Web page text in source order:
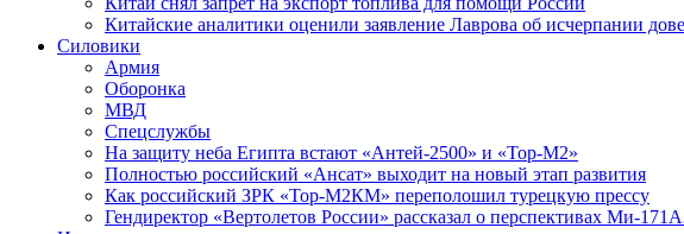
Китайские аналитики оценили заявление Лаврова об исчерпании
Силовики
Армия
Оборонка
МВД
Спецслужбы
На защиту неба Египта встают «Антей-2500» и «Тор-М2»
Полностью российский «Ансат» выходит на новый этап развития
Как российский ЗРК «Тор-М2КМ» переполошил турецкую прессу
Гендиректор «Вертолетов России» рассказал о перспективах Ми-